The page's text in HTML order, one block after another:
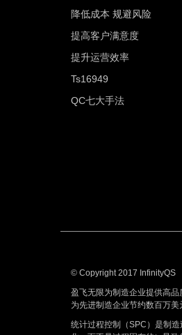
降低成本 规避风险
提高客户满意度
提升运营效率
Ts16949
QC七大手法
© Copyright 2017 InfinityQS
盈飞无限为制造企业提供高
为先进制造企业节约数百万美
统计过程控制（SPC）是制